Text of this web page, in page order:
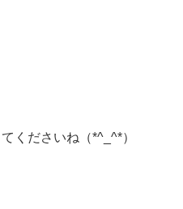
くださいね（*^_^*）